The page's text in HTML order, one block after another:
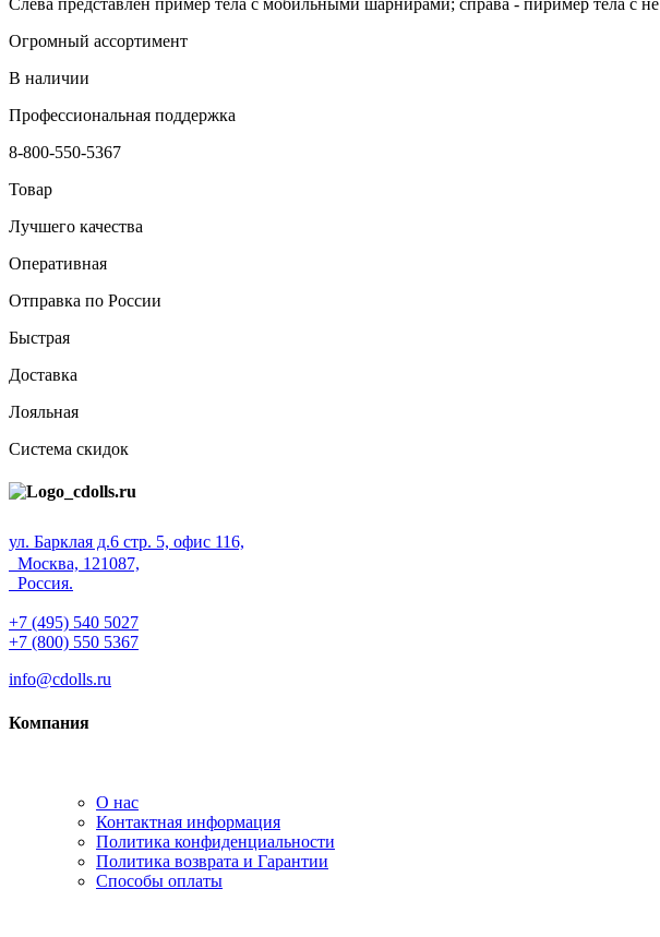
Огромный ассортимент
В наличии
Профессиональная поддержка
8-800-550-5367
Товар
Лучшего качества
Оперативная
Отправка по России
Быстрая
Доставка
Лояльная
Система скидок
ул. Барклая д.6 стр. 5, офис 116,
Москва, 121087,
Россия.
+7 (495) 540 5027
+7 (800) 550 5367
info@cdolls.ru
Компания
О нас
Контактная информация
Политика конфиденциальности
Политика возврата и Гарантии
Способы оплаты